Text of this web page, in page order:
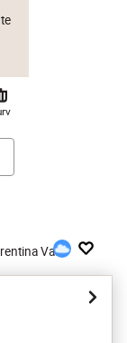
Vase